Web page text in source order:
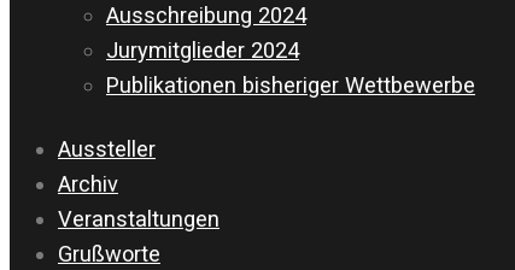
Ausschreibung 2024
Jurymitglieder 2024
Publikationen bisheriger Wettbewerbe
Aussteller
Archiv
Veranstaltungen
Grußworte